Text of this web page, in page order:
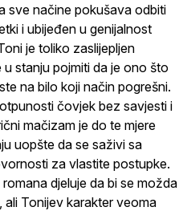
sve načine pokušava odbiti
i ubijeđen u genijalnost
je toliko zaslijepljen
stanju pojmiti da je ono što
na bilo koji način pogrešni.
čovjek bez savjesti i
mačizam je do te mjere
uopšte da se saživi sa
za vlastite postupke.
djeluje da bi se možda
Tonijev karakter veoma